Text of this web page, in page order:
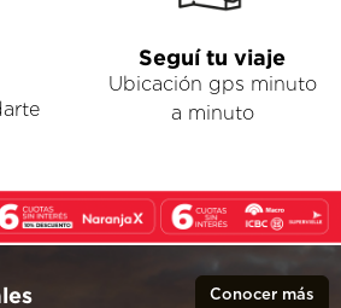
Seguí tu viaje
Ubicación gps minuto
a minuto
Conocer más